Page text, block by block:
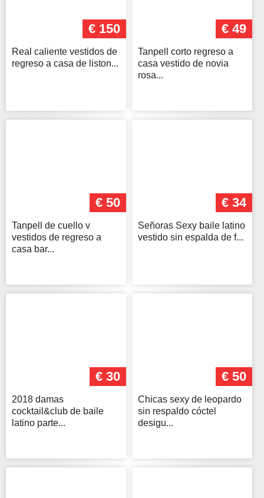
€ 150
Real caliente vestidos de
regreso a casa de liston...
€ 49
Tanpell corto regreso a
casa vestido de novia
rosa...
€ 50
Tanpell de cuello v
vestidos de regreso a
casa bar...
€ 34
Señoras Sexy baile latino
vestido sin espalda de f...
€ 30
2018 damas
cocktail&club de baile
latino parte...
€ 50
Chicas sexy de leopardo
sin respaldo cóctel
desigu...